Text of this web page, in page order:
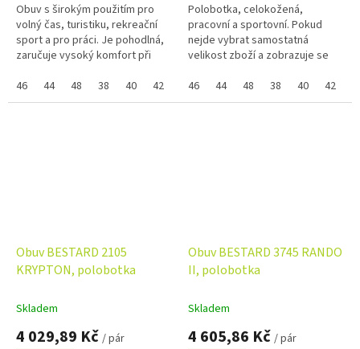
Obuv s širokým použitím pro
volný čas, turistiku, rekreační
sport a pro práci. Je pohodlná,
zaručuje vysoký komfort při
silnicích je na patě...
46 44 48 38 40 42 39 41 43 45 37 47
Polobotka, celokožená,
pracovní a sportovní. Pokud
nejde vybrat samostatná
velikost zboží a zobrazuje se
poznámky na konci objednávky.
Využijte...
46 44 48 38 40 42
Obuv BESTARD 2105
KRYPTON, polobotka
Skladem
4 029,89 Kč / pár
Obuv BESTARD 3745 RANDO
II, polobotka
Skladem
4 605,86 Kč / pár